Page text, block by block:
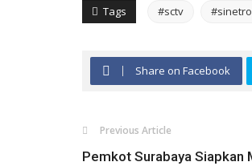
Tags #sctv
Share on Facebook
Previous Article
Pemkot Surabaya Siapkan